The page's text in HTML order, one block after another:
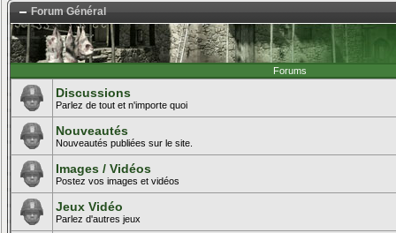
Forum Général
Forums
Discussions
Parlez de tout et n'importe quoi
Nouveautés
Nouveautés publiées sur le site.
Images / Vidéos
Postez vos images et vidéos
Jeux Vidéo
Parlez d'autres jeux